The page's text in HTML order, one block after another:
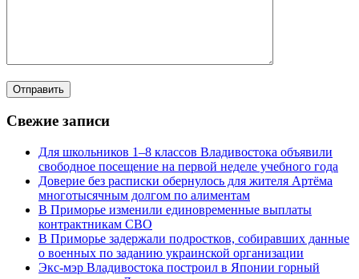
Свежие записи
Для школьников 1–8 классов Владивостока объявили
свободное посещение на первой неделе учебного года
Доверие без расписки обернулось для жителя Артёма
многотысячным долгом по алиментам
В Приморье изменили единовременные выплаты
контрактникам СВО
В Приморье задержали подростков, собиравших данные
о военных по заданию украинской организации
Экс-мэр Владивостока построил в Японии горный